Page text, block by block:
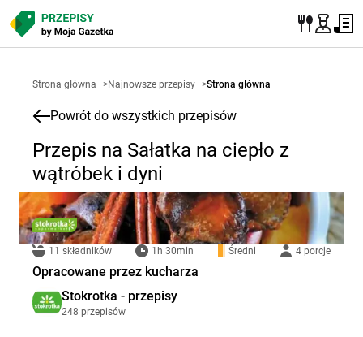
Strona główna >Najnowsze przepisy >Strona główna
Powrót do wszystkich przepisów
Przepis na Sałatka na ciepło z
wątróbek i dyni
11 składników 1h 30min Średni 4 porcje
Opracowane przez kucharza
Stokrotka - przepisy
248 przepisów